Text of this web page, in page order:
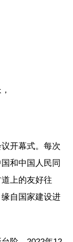
开幕式。每次
和中国人民同
上的友好往
自国家建设进